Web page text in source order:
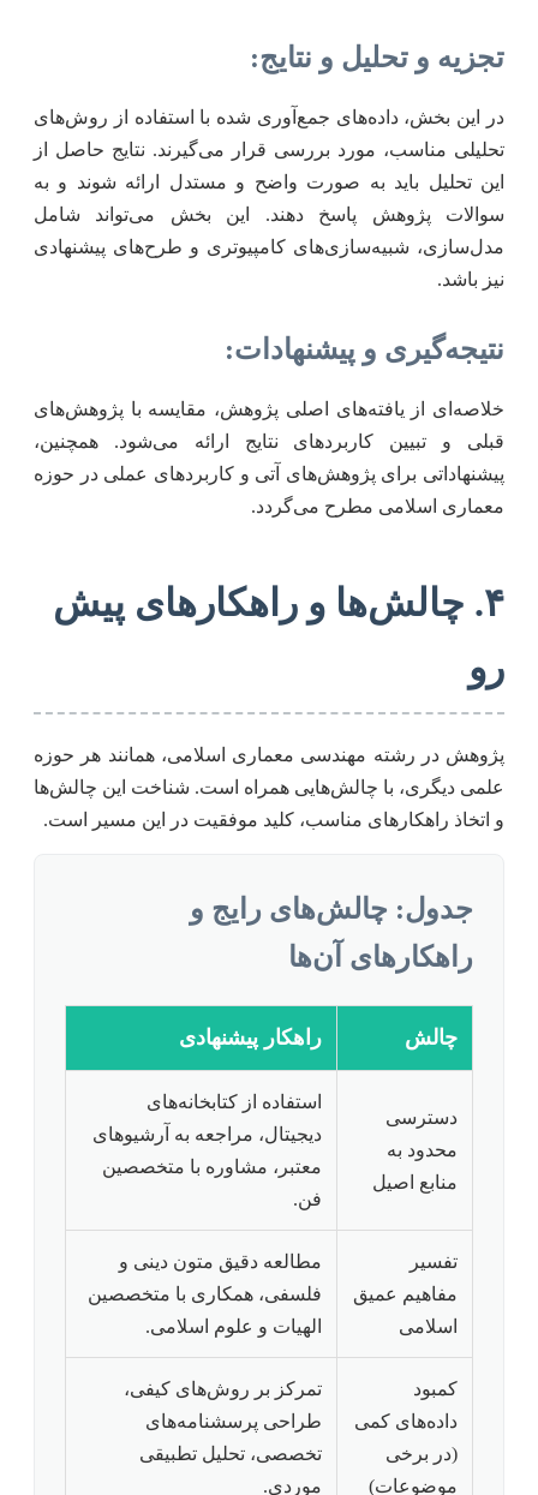
تجزیه و تحلیل و نتایج:
در این بخش، داده‌های جمع‌آوری شده با استفاده از روش‌های
تحلیلی مناسب، مورد بررسی قرار می‌گیرند. نتایج حاصل از
این تحلیل باید به صورت واضح و مستدل ارائه شوند و به
سوالات پژوهش پاسخ دهند. این بخش می‌تواند شامل
مدل‌سازی، شبیه‌سازی‌های کامپیوتری و طرح‌های پیشنهادی
نیز باشد.
نتیجه‌گیری و پیشنهادات:
خلاصه‌ای از یافته‌های اصلی پژوهش، مقایسه با پژوهش‌های
قبلی و تبیین کاربردهای نتایج ارائه می‌شود. همچنین،
پیشنهاداتی برای پژوهش‌های آتی و کاربردهای عملی در حوزه
معماری اسلامی مطرح می‌گردد.
۴. چالش‌ها و راهکارهای پیش
رو
پژوهش در رشته مهندسی معماری اسلامی، همانند هر حوزه
علمی دیگری، با چالش‌هایی همراه است. شناخت این چالش‌ها
و اتخاذ راهکارهای مناسب، کلید موفقیت در این مسیر است.
جدول: چالش‌های رایج و
راهکارهای آن‌ها
چالش راهکار پیشنهادی
دسترسی
محدود به
منابع اصیل
استفاده از کتابخانه‌های
دیجیتال، مراجعه به آرشیوهای
معتبر، مشاوره با متخصصین
فن.
تفسیر
مفاهیم عمیق
اسلامی
مطالعه دقیق متون دینی و
فلسفی، همکاری با متخصصین
الهیات و علوم اسلامی.
کمبود
داده‌های کمی
(در برخی
موضوعات)
تمرکز بر روش‌های کیفی،
طراحی پرسشنامه‌های
تخصصی، تحلیل تطبیقی
موردی.